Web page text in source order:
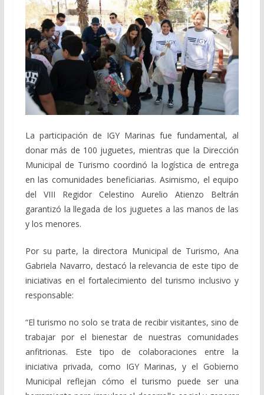
La participación de IGY Marinas fue fundamental, al
donar más de 100 juguetes, mientras que la Dirección
Municipal de Turismo coordinó la logística de entrega
en las comunidades beneficiarias. Asimismo, el equipo
del VIII Regidor Celestino Aurelio Atienzo Beltrán
garantizó la llegada de los juguetes a las manos de las
y los menores.
Por su parte, la directora Municipal de Turismo, Ana
Gabriela Navarro, destacó la relevancia de este tipo de
iniciativas en el fortalecimiento del turismo inclusivo y
responsable:
“El turismo no solo se trata de recibir visitantes, sino de
trabajar por el bienestar de nuestras comunidades
anfitrionas. Este tipo de colaboraciones entre la
iniciativa privada, como IGY Marinas, y el Gobierno
Municipal reflejan cómo el turismo puede ser una